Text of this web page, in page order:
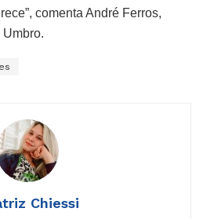
comenta André Ferros,
Chiessi